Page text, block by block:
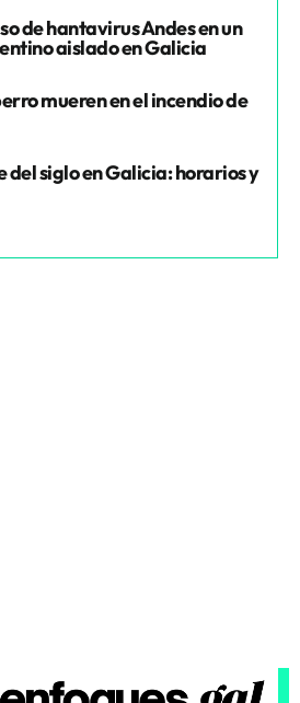
de hantavirus Andes en un
aislado en Galicia
mueren en el incendio de
del siglo en Galicia: horarios y